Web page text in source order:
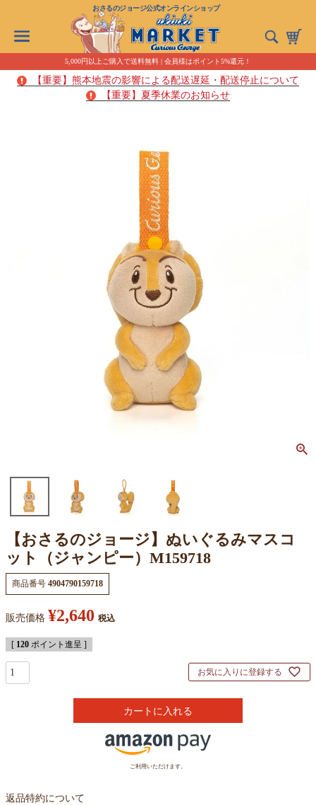
おさるのジョージ公式オンラインショップ
5,000円以上ご購入で送料無料 | 会員様はポイント5%還元！
【重要】熊本地震の影響による配送遅延・配送停止について
【重要】夏季休業のお知らせ
【おさるのジョージ】ぬいぐるみマスコ
ット（ジャンピー）M159718
商品番号 4904790159718
販売価格 ¥2,640 税込
[ 120 ポイント進呈 ]
お気に入りに登録する
カートに入れる
ご利用いただけます。
返品特約について